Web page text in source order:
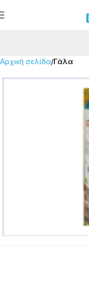
Αρχική σελίδα Γάλα